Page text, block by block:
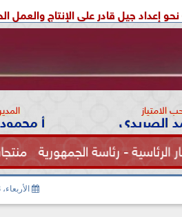
على الإنتاج والعمل الحر
الامتياز
الصريدي أ
الرئاسية - رئاسة الجمهورية
الصحة الأربعاء، 3 يونيو 2026